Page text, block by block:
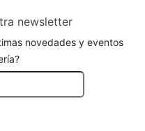
newsletter
novedades y eventos